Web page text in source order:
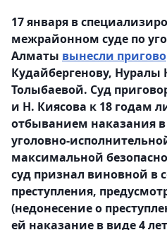
17 января в
межрайонном суде по
Алматы вынесли
Кудайбергенову,
Толыбаевой. Суд
и Н. Киясова к 18 годам
отбыванием наказания
уголовно-
максимальной
суд признал виновной в
преступления,
(недонесение о
ей наказание в виде 4